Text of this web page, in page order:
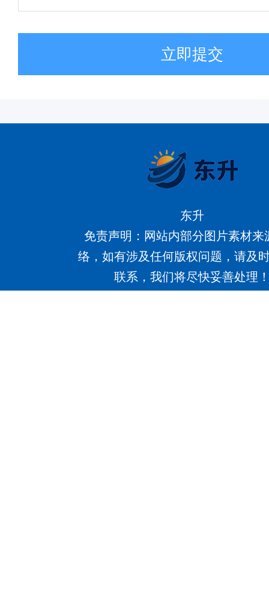
立即提交
东升
免责声明：网站内部分图片素材来
络，如有涉及任何版权问题，请及
联系，我们将尽快妥善处理